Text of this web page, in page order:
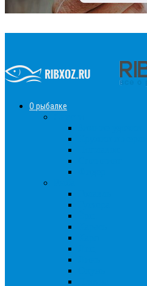
О рыбалке